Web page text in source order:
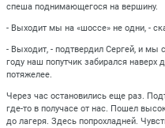
спеша поднимающегося на вершину.
- Выходит мы на «шоссе» не одни, -
- Выходит, - подтвердил Сергей, и мы
году наш попутчик забирался наверх
потяжелее.
Через час остановились еще раз.
где-то в получасе от нас. Пошел
до лагеря. Здесь попрохладней.